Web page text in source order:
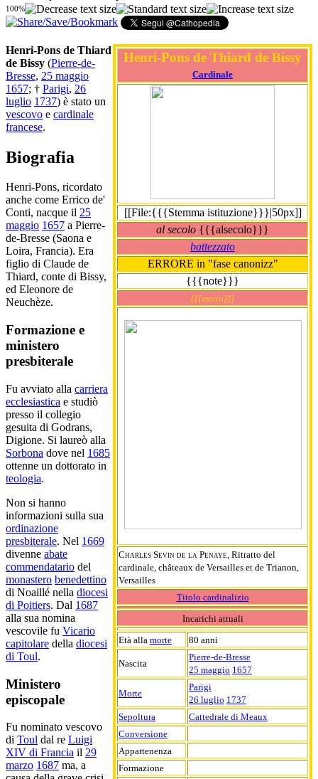
100%
Henri-Pons de Thiard de Bissy
Cardinale
[[File:{{{Stemma istituzione}}}|50px]]
al secolo {{{alsecolo}}}
battezzato
ERRORE in "fase canonizz"
{{{note}}}
{{{motto}}}
Charles Sevin de la Penaye , Ritratto del
cardinale, châteaux de Versailles et de Trianon,
Versailles
Titolo cardinalizio
Incarichi attuali
Età alla morte 80 anni
Nascita
Pierre-de-Bresse
25 maggio 1657
Morte
Parigi
26 luglio 1737
Sepoltura
Cattedrale di Meaux
Conversione
Appartenenza
Formazione
Henri-Pons de Thiard
de Bissy (Pierre-de-
Bresse, 25 maggio
1657; † Parigi, 26
luglio 1737) è stato un
vescovo e cardinale
francese.
Biografia
Henri-Pons, ricordato
anche come Errico de'
Conti, nacque il 25
maggio 1657 a Pierre-
de-Bresse (Saona e
Loira, Francia). Era
figlio di Claude de
Thiard, conte di Bissy,
ed Eleonore de
Neuchèze.
Formazione e
ministero
presbiterale
Fu avviato alla carriera
ecclesiastica e studiò
presso il collegio
gesuita di Godrans,
Digione. Si laureò alla
Sorbona dove nel 1685
ottenne un dottorato in
teologia.
Non si hanno
informazioni sulla sua
ordinazione
presbiterale. Nel 1669
divenne abate
commendatario del
monastero benedettino
di Noaillé nella diocesi
di Poitiers. Dal 1687
alla sua nomina
vescovile fu Vicario
capitolare della diocesi
di Toul.
Ministero
episcopale
Fu nominato vescovo
di Toul dal re Luigi
XIV di Francia il 29
marzo 1687 ma, a